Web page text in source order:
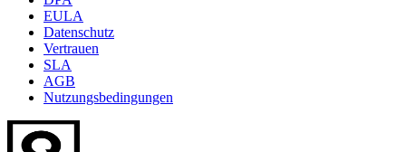
EULA
Datenschutz
Vertrauen
SLA
AGB
Nutzungsbedingungen